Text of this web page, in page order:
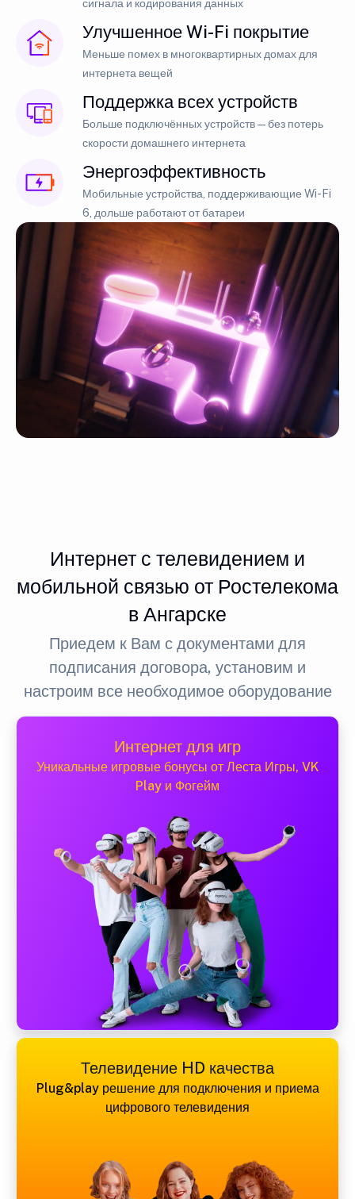
сигнала и кодирования данных
Улучшенное Wi-Fi покрытие
Меньше помех в многоквартирных домах для
интернета вещей
Поддержка всех устройств
Больше подключённых устройств — без потерь
скорости домашнего интернета
Энергоэффективность
Мобильные устройства, поддерживающие Wi-Fi
6, дольше работают от батареи
Интернет с телевидением и
мобильной связью от Ростелекома
в Ангарске
Приедем к Вам с документами для
подписания договора, установим и
настроим все необходимое оборудование
Интернет для игр
Уникальные игровые бонусы от Леста Игры, VK
Play и Фогейм
Телевидение HD качества
Plug&play решение для подключения и приема
цифрового телевидения